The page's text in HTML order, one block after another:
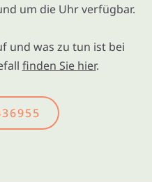
um die Uhr verfügbar.
und was zu tun ist bei
finden Sie hier.